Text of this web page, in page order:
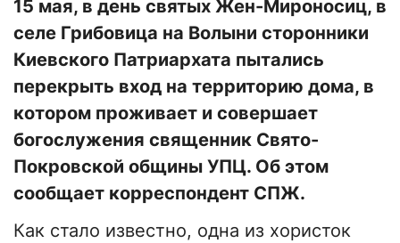
15 мая, в день святых Жен-Мироносиц, в
селе Грибовица на Волыни сторонники
Киевского Патриархата пытались
перекрыть вход на территорию дома, в
котором проживает и совершает
богослужения священник Свято-
Покровской общины УПЦ. Об этом
сообщает корреспондент СПЖ.
Как стало известно, одна из хористок